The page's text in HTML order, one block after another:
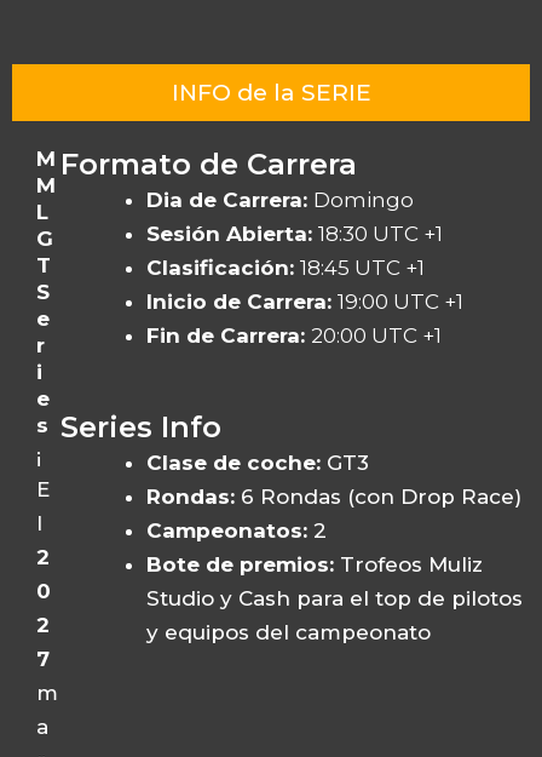
INFO de la SERIE
M
M
L
G
T
S
e
r
i
e
s
¡
E
l
2
0
2
7
m
a
Formato de Carrera
Dia de Carrera: Domingo
Sesión Abierta: 18:30 UTC +1
Clasificación: 18:45 UTC +1
Inicio de Carrera: 19:00 UTC +1
Fin de Carrera: 20:00 UTC +1
Series Info
Clase de coche: GT3
Rondas: 6 Rondas (con Drop Race)
Campeonatos: 2
Bote de premios: Trofeos Muliz
Studio y Cash para el top de pilotos
y equipos del campeonato